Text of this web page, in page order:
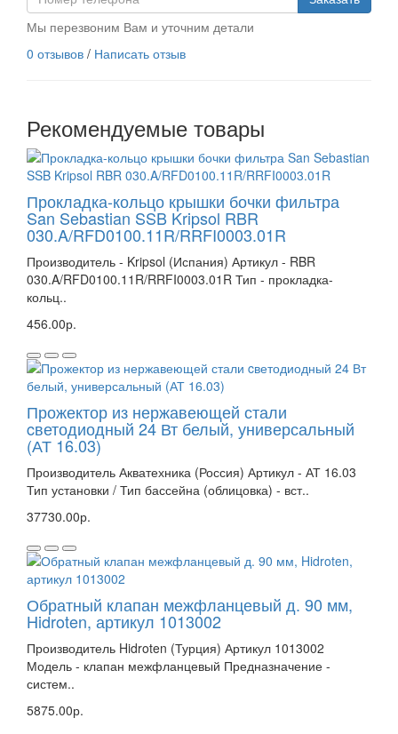
Мы перезвоним Вам и уточним детали
0 отзывов / Написать отзыв
Рекомендуемые товары
Прокладка-кольцо крышки бочки фильтра
San Sebastian SSB Kripsol RBR
030.A/RFD0100.11R/RRFI0003.01R
Производитель - Kripsol (Испания) Артикул - RBR
030.A/RFD0100.11R/RRFI0003.01R Тип - прокладка-
кольц..
456.00р.
Прожектор из нержавеющей стали
cветодиодный 24 Вт белый, универсальный
(АТ 16.03)
Производитель Акватехника (Россия) Артикул - АТ 16.03
Тип установки / Тип бассейна (облицовка) - вст..
37730.00р.
Обратный клапан межфланцевый д. 90 мм,
Hidroten, артикул 1013002
Производитель Hidroten (Турция) Артикул 1013002
Модель - клапан межфланцевый Предназначение -
систем..
5875.00р.